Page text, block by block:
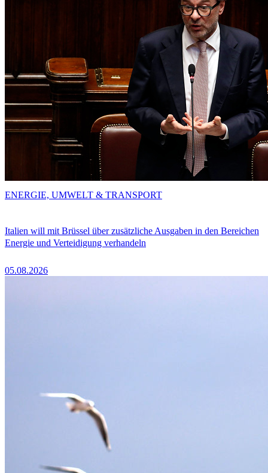
Italien will mit Brüssel über zusätzliche Ausgaben in den Bereichen
Energie und Verteidigung verhandeln
05.08.2026
ENERGIE, UMWELT & TRANSPORT